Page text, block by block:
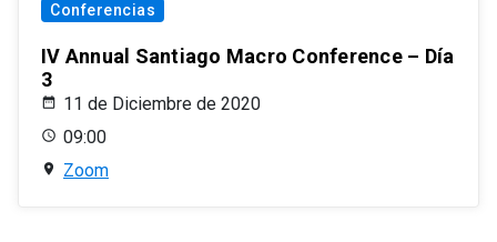
Conferencias
IV Annual Santiago Macro Conference – Día
3
11 de Diciembre de 2020
09:00
Zoom